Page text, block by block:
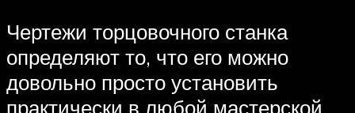
Чертежи торцовочного станка
определяют то, что его можно
довольно просто установить
практически в любой мастерской.